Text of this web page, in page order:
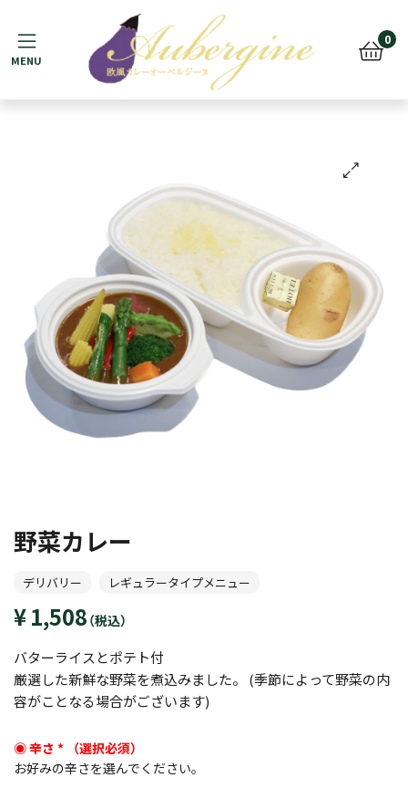
0
Menu
野菜カレー
デリバリー レギュラータイプメニュー
1,508（税込）
バターライスとポテト付
厳選した新鮮な野菜を煮込みました。 (季節によって野菜の内
容がことなる場合がございます)
辛さ *
お好みの辛さを選んでください。